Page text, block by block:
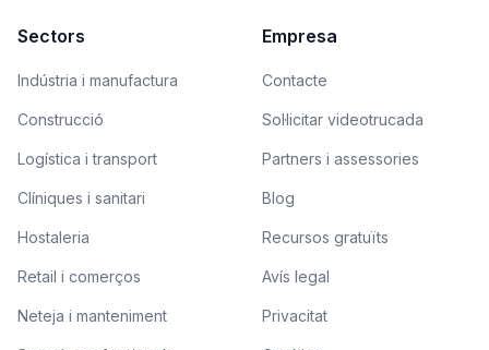
Sectors
Indústria i manufactura
Construcció
Logística i transport
Clíniques i sanitari
Hostaleria
Retail i comerços
Neteja i manteniment
Empresa
Contacte
Sol·licitar videotrucada
Partners i assessories
Blog
Recursos gratuïts
Avís legal
Privacitat